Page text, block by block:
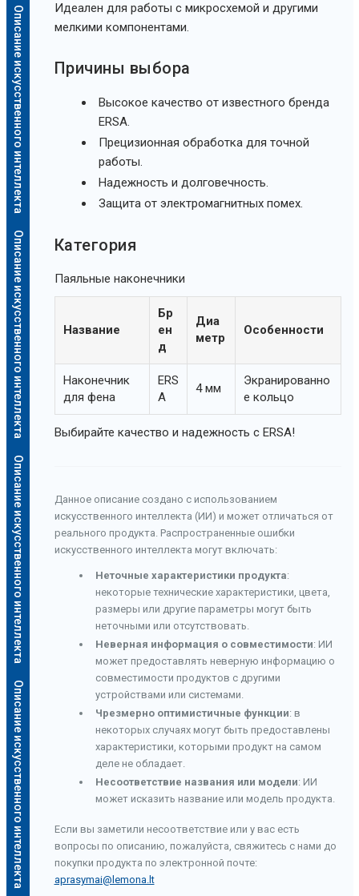
Описание искусственного интеллекта
Описание искусственного интеллекта
Описание искусственного интеллекта
Описание искусственного интеллекта
Идеален для работы с микросхемой и другими
мелкими компонентами.
Причины выбора
Высокое качество от известного бренда
ERSA.
Прецизионная обработка для точной
работы.
Надежность и долговечность.
Защита от электромагнитных помех.
Категория
Паяльные наконечники
Название
Бр
ен
д
Диа
метр
Особенности
Наконечник
для фена
ERS
A
4 мм
Экранированно
е кольцо
Выбирайте качество и надежность с ERSA!
Данное описание создано с использованием
искусственного интеллекта (ИИ) и может отличаться от
реального продукта. Распространенные ошибки
искусственного интеллекта могут включать:
Неточные характеристики продукта:
некоторые технические характеристики, цвета,
размеры или другие параметры могут быть
неточными или отсутствовать.
Неверная информация о совместимости: ИИ
может предоставлять неверную информацию о
совместимости продуктов с другими
устройствами или системами.
Чрезмерно оптимистичные функции: в
некоторых случаях могут быть предоставлены
характеристики, которыми продукт на самом
деле не обладает.
Несоответствие названия или модели: ИИ
может исказить название или модель продукта.
Если вы заметили несоответствие или у вас есть
вопросы по описанию, пожалуйста, свяжитесь с нами до
покупки продукта по электронной почте:
aprasymai@lemona.lt